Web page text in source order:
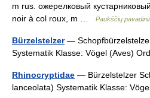
m rus. ожерелковый
noir à col roux, m …
Paukščių
Bürzelstelzer—
Systematik Klasse: Vögel (Aves)
Rhinocryptidae — Bürzelstelzer
lanceolata) Systematik Klasse: